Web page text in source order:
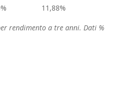
11,88%
rendimento a tre anni. Dati %